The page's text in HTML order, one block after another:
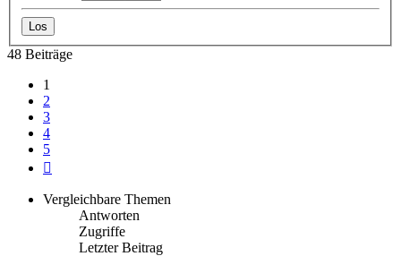
48 Beiträge
1
2
3
4
5
Vergleichbare Themen
Antworten
Zugriffe
Letzter Beitrag